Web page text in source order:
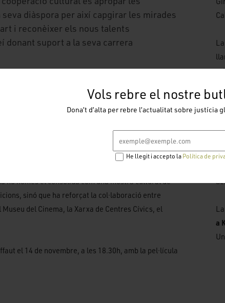
Vols rebre el nostre
Dona’t d’alta per rebre l’actualitat sobre justícia
He llegit i accepto la Política de
diàspora per així capgirar les mirades
i reconèixer els nous talents
suport a la seva carrera
fugint dels estereotips i els prejudicis ens permet
en l’antiracisme i la cohesió social. Això és el
que l’Ajuntament de Girona impulsa a través del
”, ha afirmat la regidora de Cooperació i
Girona, Amy Sabaly Balde.
no només el consolida com una mostra cultural de
sinó que ha reforçat la col·laboració entre
del Cinema, la Xarxa de Centres Cívics, el
el 14 de novembre, a les 18.30h, amb la pel·lícula
a